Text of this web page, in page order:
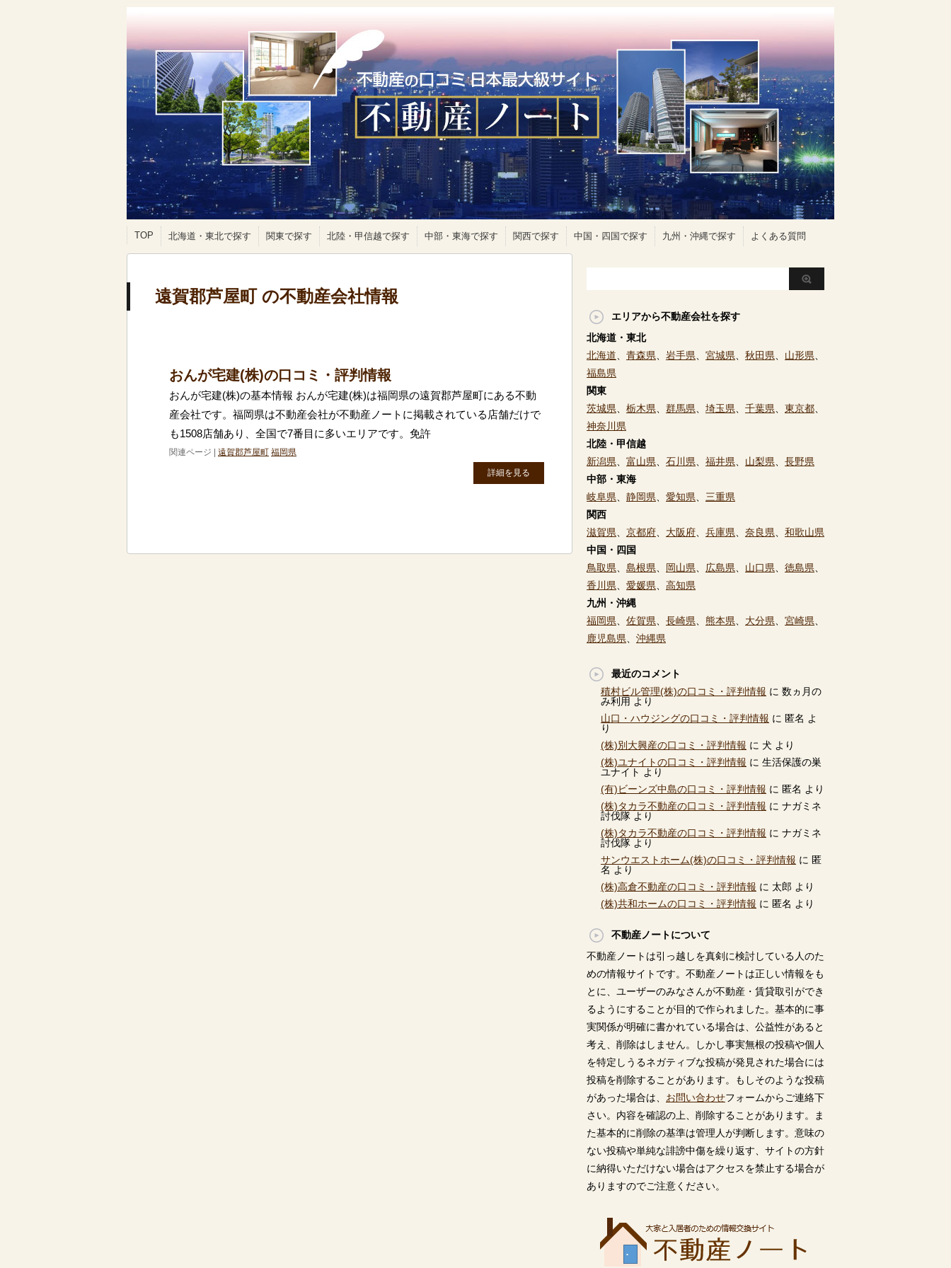
TOP 北海道・東北で探す 関東で探す 北陸・甲信越で探す 中部・東海で探す 関西で探す 中国・四国で探す 九州・沖縄で探す よくある質問
遠賀郡芦屋町 の不動産会社情報
おんが宅建(株)の口コミ・評判情報
おんが宅建(株)の基本情報 おんが宅建(株)は福岡県の遠賀郡芦屋町にある不動
産会社です。福岡県は不動産会社が不動産ノートに掲載されている店舗だけで
も1508店舗あり、全国で7番目に多いエリアです。免許
関連ページ | 遠賀郡芦屋町 福岡県
詳細を見る
エリアから不動産会社を探す
北海道・東北
北海道
青森県 岩手県 宮城県 秋田県 山形県
福島県
関東
茨城県
栃木県 群馬県 埼玉県 千葉県 東京都
神奈川県
北陸・甲信越
新潟県
富山県 石川県 福井県 山梨県
長野県
中部・東海
岐阜県
静岡県 愛知県
三重県
関西
滋賀県
京都府 大阪府 兵庫県 奈良県
和歌山県
中国・四国
鳥取県
島根県 岡山県 広島県 山口県 徳島県
香川県
愛媛県
高知県
九州・沖縄
福岡県
佐賀県 長崎県 熊本県 大分県 宮崎県
鹿児島県
沖縄県
最近のコメント
積村ビル管理(株)の口コミ・評判情報 に 数ヵ月の
み利用 より
山口・ハウジングの口コミ・評判情報 に 匿名 よ
り
(株)別大興産の口コミ・評判情報 に 犬 より
(株)ユナイトの口コミ・評判情報 に 生活保護の巣
ユナイト より
(有)ビーンズ中島の口コミ・評判情報 に 匿名 より
(株)タカラ不動産の口コミ・評判情報 に ナガミネ
討伐隊 より
(株)タカラ不動産の口コミ・評判情報 に ナガミネ
討伐隊 より
サンウエストホーム(株)の口コミ・評判情報 に 匿
名 より
(株)高倉不動産の口コミ・評判情報 に 太郎 より
(株)共和ホームの口コミ・評判情報 に 匿名 より
不動産ノートについて
不動産ノートは引っ越しを真剣に検討している人のた
めの情報サイトです。不動産ノートは正しい情報をも
とに、ユーザーのみなさんが不動産・賃貸取引ができ
るようにすることが目的で作られました。基本的に事
実関係が明確に書かれている場合は、公益性があると
考え、削除はしません。しかし事実無根の投稿や個人
を特定しうるネガティブな投稿が発見された場合には
投稿を削除することがあります。もしそのような投稿
があった場合は、 お問い合わせフォームからご連絡下
さい。内容を確認の上、削除することがあります。ま
た基本的に削除の基準は管理人が判断します。意味の
ない投稿や単純な誹謗中傷を繰り返す、サイトの方針
に納得いただけない場合はアクセスを禁止する場合が
ありますのでご注意ください。